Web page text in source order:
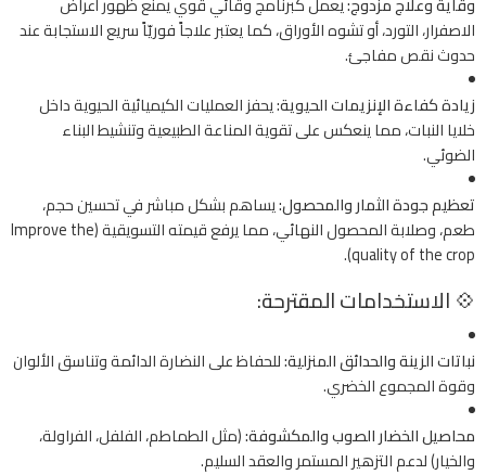
الاصفرار، التورد، أو تشوه الأوراق، كما يعتبر علاجاً فوريّاً سريع الاستجابة عند
حدوث نقص مفاجئ.
زيادة كفاءة الإنزيمات الحيوية:يحفز العمليات الكيميائية الحيوية داخل
خلايا النبات، مما ينعكس على تقوية المناعة الطبيعية وتنشيط البناء
الضوئي.
تعظيم جودة الثمار والمحصول:يساهم بشكل مباشر في تحسين حجم،
طعم، وصلابة المحصول النهائي، مما يرفع قيمته التسويقية (Improve the
quality of the crop).
💠 الاستخدامات المقترحة:
نباتات الزينة والحدائق المنزلية:للحفاظ على النضارة الدائمة وتناسق الألوان
وقوة المجموع الخضري.
محاصيل الخضار الصوب والمكشوفة:(مثل الطماطم، الفلفل، الفراولة،
والخيار) لدعم التزهير المستمر والعقد السليم.